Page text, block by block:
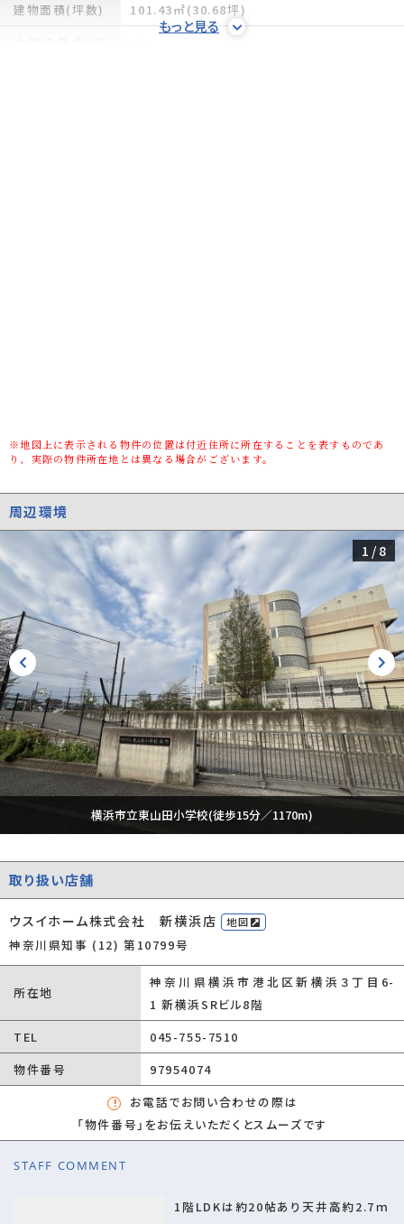
もっと見る
建物面積(坪数)
101.43㎡(30.68坪)
率
用途地域
第一種低層住居専用
都市計画
種別/構造
新築一戸建/木造
階建
2階建
築年数
新築
総区画数/販売
区画数
10区画/7区画
向き
-
現況
完成済み
その他の法令上
の制限
景観法/宅地造成及び特定盛土等規制法/高度
地区/敷地面積最低限度有
引渡時期
2026年8月上旬
設備
場/フローリング/バルコニー/都市ガス/公営水
道/公共下水/ガスコンロ/コンロ２口以上/食
ン/コンロ３口/バス・トイレ別/追焚機能浴室/
浴室乾燥機/温水洗浄便座/トイレ２ヶ所/床下
ガラス/住戸内覧可能
建築確認番号
第25KAK建確01933号
97954074
※地図上に表示される物件の位置は付近住所に所在することを表すものであ
り、実際の物件所在地とは異なる場合がございます。
周辺環境
横浜市立東山田小学校(徒歩15分／1170m)
1 / 8
取り扱い店舗
ウスイホーム株式会社 新横浜店 地図
神奈川県知事 (12) 第10799号
所在地
神奈川県横浜市港北区新横浜３丁目6-
1 新横浜SRビル8階
TEL
045-755-7510
物件番号
97954074
お電話でお問い合わせの際は
「物件番号」をお伝えいただくとスムーズです
STAFF COMMENT
1階LDKは約20帖あり天井高約2.7ｍ